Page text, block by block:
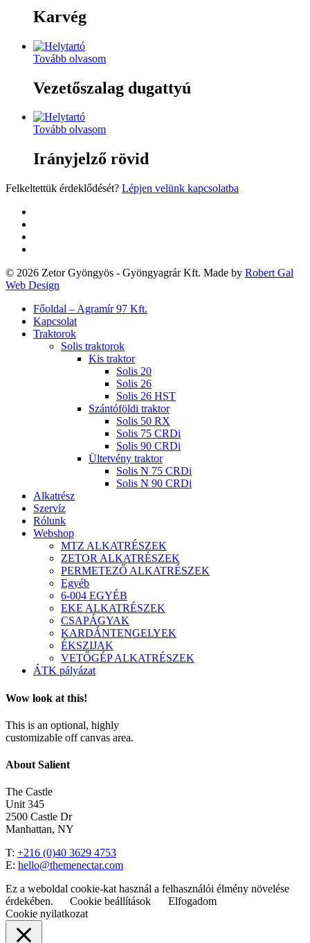
Karvég
Tovább olvasom
Vezetőszalag dugattyú
Tovább olvasom
Irányjelző rövid
Felkeltettük érdeklődését? Lépjen velünk kapcsolatba
© 2026 Zetor Gyöngyös - Gyöngyagrár Kft. Made by Robert Gal
Web Design
Close
Menu
Főoldal – Agramír 97 Kft.
Kapcsolat
Traktorok
Solis traktorok
Kis traktor
Solis 20
Solis 26
Solis 26 HST
Szántóföldi traktor
Solis 50 RX
Solis 75 CRDi
Solis 90 CRDi
Ültetvény traktor
Solis N 75 CRDi
Solis N 90 CRDi
Alkatrész
Szervíz
Rólunk
Webshop
MTZ ALKATRÉSZEK
ZETOR ALKATRÉSZEK
PERMETEZŐ ALKATRÉSZEK
Egyéb
6-004 EGYÉB
EKE ALKATRÉSZEK
CSAPÁGYAK
KARDÁNTENGELYEK
ÉKSZIJAK
VETŐGÉP ALKATRÉSZEK
ÁTK pályázat
Wow look at this!
This is an optional, highly
customizable off canvas area.
About Salient
The Castle
Unit 345
2500 Castle Dr
Manhattan, NY
T: +216 (0)40 3629 4753
E: hello@themenectar.com
Ez a weboldal cookie-kat használ a felhasználói élmény növelése
érdekében.
Cookie beállítások
Elfogadom
Cookie nyilatkozat